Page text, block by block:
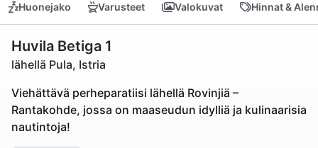
Huonejako Varusteet Valokuvat Hinnat &
Huvila Betiga 1
lähellä Pula, Istria
Viehättävä perheparatiisi lähellä Rovinjiä –
Rantakohde, jossa on maaseudun idylliä ja kulinaarisia
nautintoja!